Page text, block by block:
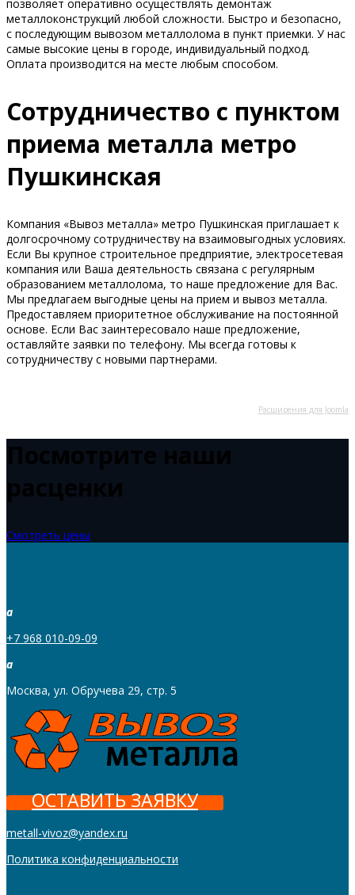
позволяет оперативно осуществлять демонтаж
металлоконструкций любой сложности. Быстро и безопасно,
с последующим вывозом металлолома в пункт приемки. У нас
самые высокие цены в городе, индивидуальный подход.
Оплата производится на месте любым способом.
Сотрудничество с пунктом
приема металла метро
Пушкинская
Компания «Вывоз металла» метро Пушкинская приглашает к
долгосрочному сотрудничеству на взаимовыгодных условиях.
Если Вы крупное строительное предприятие, электросетевая
компания или Ваша деятельность связана с регулярным
образованием металлолома, то наше предложение для Вас.
Мы предлагаем выгодные цены на прием и вывоз металла.
Предоставляем приоритетное обслуживание на постоянной
основе. Если Вас заинтересовало наше предложение,
оставляйте заявки по телефону. Мы всегда готовы к
сотрудничеству с новыми партнерами.
Расширения для Joomla
Посмотрите наши
расценки
Смотреть цены
a
+7 968 010-09-09
a
Москва, ул. Обручева 29, стр. 5
ОСТАВИТЬ ЗАЯВКУ
metall-vivoz@yandex.ru
Политика конфиденциальности